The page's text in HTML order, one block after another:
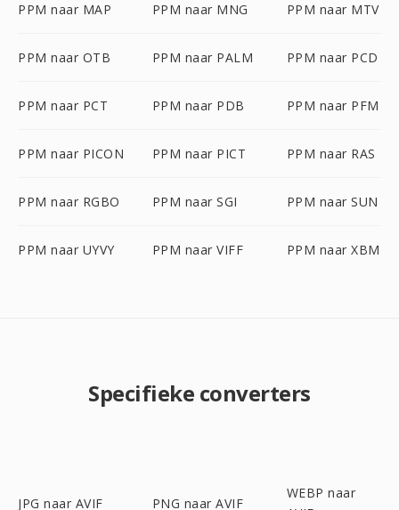
PPM naar MAP PPM naar MNG PPM naar MTV
PPM naar OTB PPM naar PALM PPM naar PCD
PPM naar PCT PPM naar PDB PPM naar PFM
PPM naar PICON PPM naar PICT PPM naar RAS
PPM naar RGBO PPM naar SGI PPM naar SUN
PPM naar UYVY PPM naar VIFF PPM naar XBM
Specifieke converters
JPG naar AVIF PNG naar AVIF
WEBP naar